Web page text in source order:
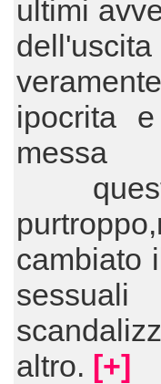
ultimi
ipocrita
cambiato
altro. [+]